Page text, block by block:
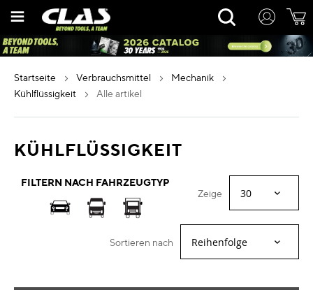
Inhalt
Rechercher
startseite verbrauchsmittel
mechanik
kühlflüssigkeit
alle artikel
KÜHLFLÜSSIGKEIT
FILTERN NACH FAHRZEUGTYP
Zeige
Sortieren nach